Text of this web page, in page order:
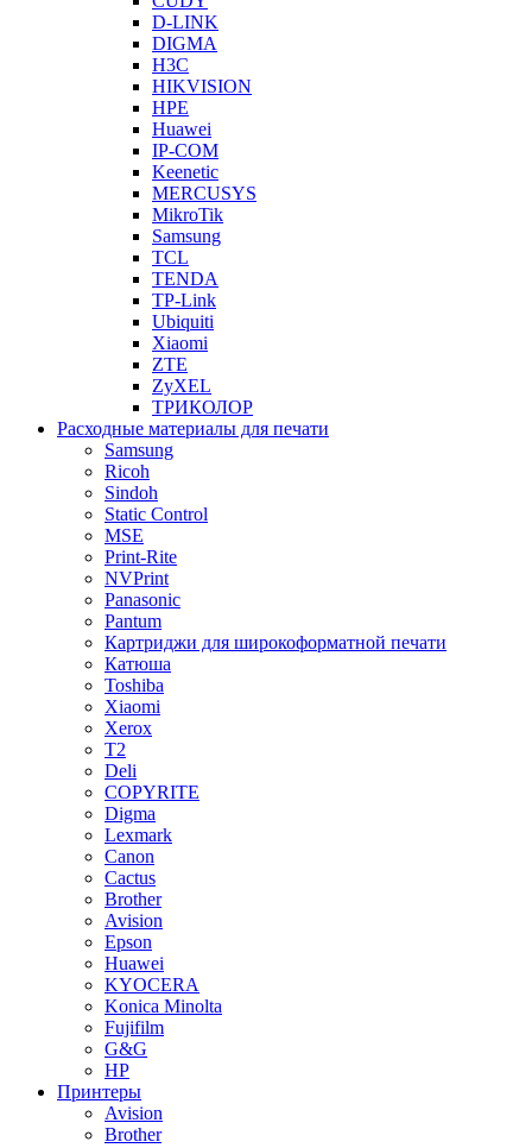
D-LINK
DIGMA
H3C
HIKVISION
HPE
Huawei
IP-COM
Keenetic
MERCUSYS
MikroTik
Samsung
TCL
TENDA
TP-Link
Ubiquiti
Xiaomi
ZTE
ZyXEL
ТРИКОЛОР
Расходные материалы для печати
Samsung
Ricoh
Sindoh
Static Control
MSE
Print-Rite
NVPrint
Panasonic
Pantum
Картриджи для широкоформатной печати
Катюша
Toshiba
Xiaomi
Xerox
T2
Deli
COPYRITE
Digma
Lexmark
Canon
Cactus
Brother
Avision
Epson
Huawei
KYOCERA
Konica Minolta
Fujifilm
G&G
HP
Принтеры
Avision
Brother